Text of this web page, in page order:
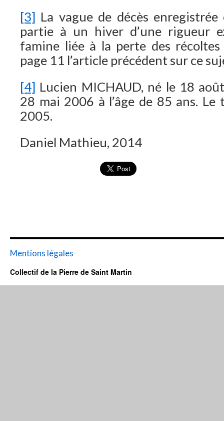
[3] La vague de décès
partie à un hiver d’une rigueur
famine liée à la perte des
page 11 l’article précédent sur ce
[4] Lucien MICHAUD, né le 18
28 mai 2006 à l’âge de 85 ans.
2005.
Daniel Mathieu, 2014
Mentions légales
Collectif de la Pierre de Saint Martin